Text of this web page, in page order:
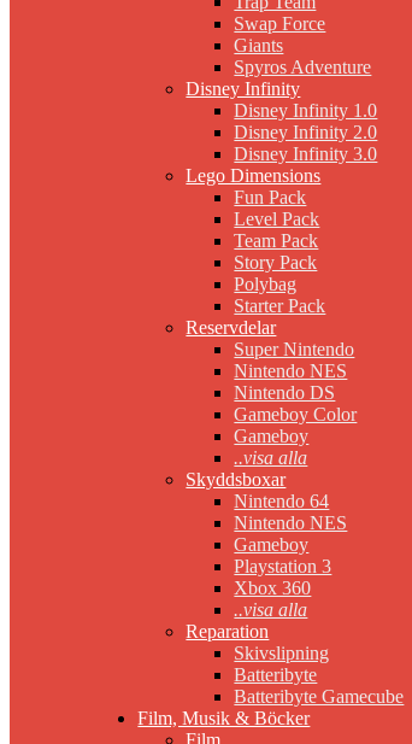
Swap Force
Giants
Spyros Adventure
Disney Infinity
Disney Infinity 1.0
Disney Infinity 2.0
Disney Infinity 3.0
Lego Dimensions
Fun Pack
Level Pack
Team Pack
Story Pack
Polybag
Starter Pack
Reservdelar
Super Nintendo
Nintendo NES
Nintendo DS
Gameboy Color
Gameboy
..visa alla
Skyddsboxar
Nintendo 64
Nintendo NES
Gameboy
Playstation 3
Xbox 360
..visa alla
Reparation
Skivslipning
Batteribyte
Batteribyte Gamecube
Film, Musik & Böcker